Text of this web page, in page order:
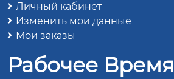
Личный кабинет
Изменить мои данные
Мои заказы
Рабочее Время